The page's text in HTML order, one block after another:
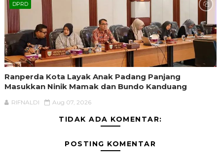
DPRD
Ranperda Kota Layak Anak Padang Panjang
Masukkan Ninik Mamak dan Bundo Kanduang
RIFNALDI Aug 07, 2026
TIDAK ADA KOMENTAR:
POSTING KOMENTAR